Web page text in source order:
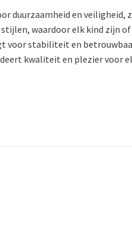
duurzaamheid en
waardoor elk kind zijn
voor stabiliteit en
kwaliteit en plezier voor